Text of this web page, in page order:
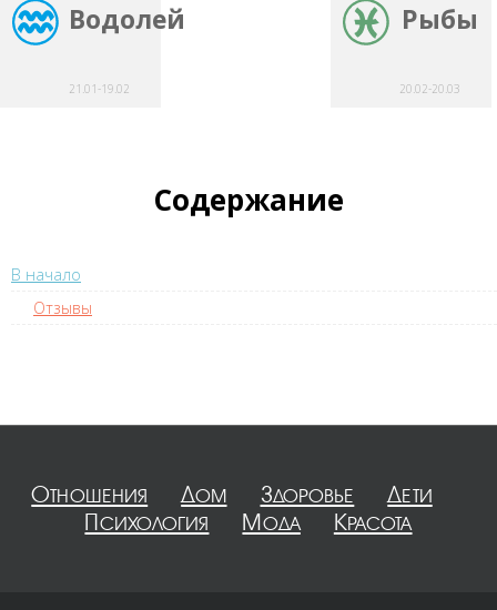
Водолей
21.01-19.02
Рыбы
20.02-20.03
Содержание
В начало
Отзывы
Отношения Дом Здоровье
Дети
Психология
Мода Красота